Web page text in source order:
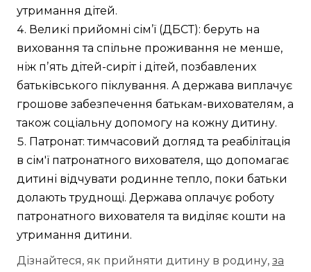
утримання дітей.
Великі прийомні сім’ї (ДБСТ): беруть на
виховання та спільне проживання не менше,
ніж пʼять дітей-сиріт і дітей, позбавлених
батьківського піклування. А держава виплачує
грошове забезпечення батькам-вихователям, а
також соціальну допомогу на кожну дитину.
Патронат: тимчасовий догляд та реабілітація
в сім'ї патронатного вихователя, що допомагає
дитині відчувати родинне тепло, поки батьки
долають труднощі. Держава оплачує роботу
патронатного вихователя та виділяє кошти на
утримання дитини.
Дізнайтеся, як прийняти дитину в родину, за